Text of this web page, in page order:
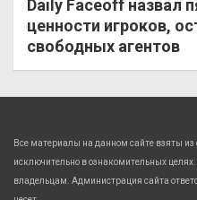
Daily Faceoff назвал
ценности игроков,
свободных агентов
Все материалы на данном сайте взяты
исключительно в ознакомительных
владельцам. Администрация сайта